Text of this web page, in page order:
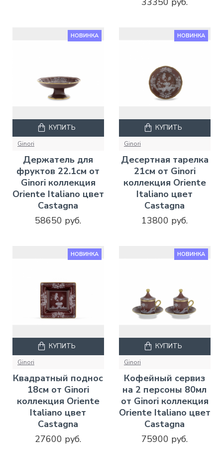
НОВИНКА
Ginori
Держатель для
фруктов 22.1см от
Ginori коллекция
Oriente Italiano цвет
Castagna
58650 руб.
КУПИТЬ
НОВИНКА
Ginori
Десертная тарелка
21см от Ginori
коллекция Oriente
Italiano цвет
Castagna
13800 руб.
КУПИТЬ
НОВИНКА
Ginori
Квадратный поднос
18см от Ginori
коллекция Oriente
Italiano цвет
Castagna
27600 руб.
КУПИТЬ
НОВИНКА
Ginori
Кофейный сервиз
на 2 персоны 80мл
от Ginori коллекция
Oriente Italiano цвет
Castagna
75900 руб.
КУПИТЬ